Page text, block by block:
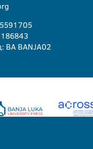
BA BANJA02